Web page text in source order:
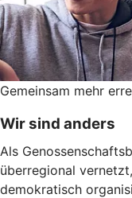
Gemeinsam mehr
Wir sind anders
Als
überregional
demokratisch